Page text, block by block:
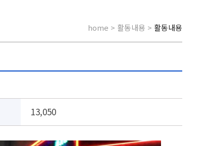
home > 활동내용 > 활동내용
13,050